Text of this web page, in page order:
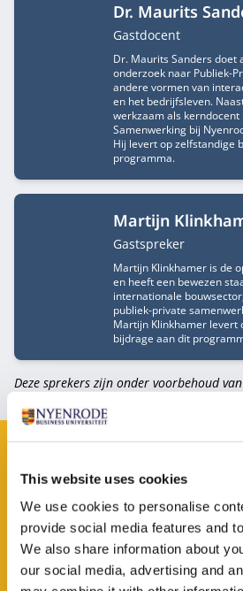
This website uses cookies
We use cookies to personalise
provide social media features and
We also share information about
our social media, advertising and
Dr. Maurits
Functietitel
Gastdocent
Dr. Maurits Sanders doet
onderzoek naar Publiek-
andere vormen van
en het bedrijfsleven.
werkzaam als kerndocent
Samenwerking bij
Hij levert op zelfstandige
programma.
Martijn
Functietitel
Gastspreker
Martijn Klinkhamer is de
en heeft een bewezen
internationale
publiek-private
Martijn Klinkhamer levert
bijdrage aan dit
Deze sprekers zijn onder voorbehoud
Brochure
Laat dan je gegevens
de brochure in je mail.